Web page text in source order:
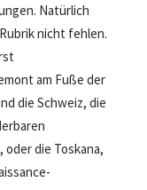
Natürlich
nicht fehlen.
am Fuße der
die Schweiz, die
die Toskana,